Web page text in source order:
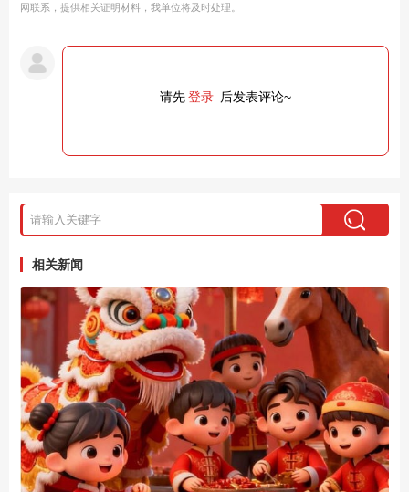
网联系，提供相关证明材料，我单位将及时处理。
请先登录 后发表评论~
相关新闻